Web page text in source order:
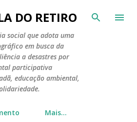
o conteúdo principal
DO RETIRO
social que adota uma
em busca da
a desastres por
participativa
educação ambiental,
Mais…